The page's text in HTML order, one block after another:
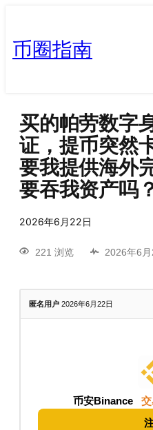
币圈指南
买的帕劳数字
证，提币突然
要我提供海外
要吞我资产吗
2026年6月22日
221 浏览 2026年6月
匿名用户 2026年6月22日
币安Binance